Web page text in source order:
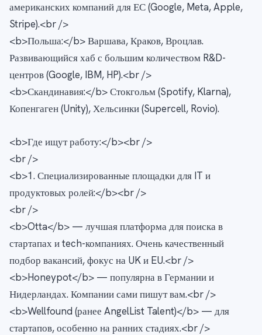
американских компаний для ЕС (Google, Meta, Apple,
Stripe).<br />
<b>Польша:</b> Варшава, Краков, Вроцлав.
Развивающийся хаб с большим количеством R&D-
центров (Google, IBM, HP).<br />
<b>Скандинавия:</b> Стокгольм (Spotify, Klarna),
Копенгаген (Unity), Хельсинки (Supercell, Rovio).
<b>Где ищут работу:</b><br />
<br />
<b>1. Специализированные площадки для IT и
продуктовых ролей:</b><br />
<br />
<b>Otta</b> — лучшая платформа для поиска в
стартапах и tech-компаниях. Очень качественный
подбор вакансий, фокус на UK и EU.<br />
<b>Honeypot</b> — популярна в Германии и
Нидерландах. Компании сами пишут вам.<br />
<b>Wellfound (ранее AngelList Talent)</b> — для
стартапов, особенно на ранних стадиях.<br />